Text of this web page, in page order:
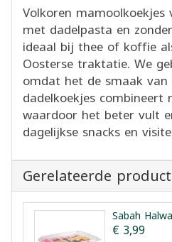
Volkoren
met dadelpasta en
ideaal bij thee of koffie
Oosterse traktatie. We
omdat het de smaak
dadelkoekjes combineert
waardoor het beter vult
dagelijkse snacks en
Gerelateerde
Sabah
€ 3,99